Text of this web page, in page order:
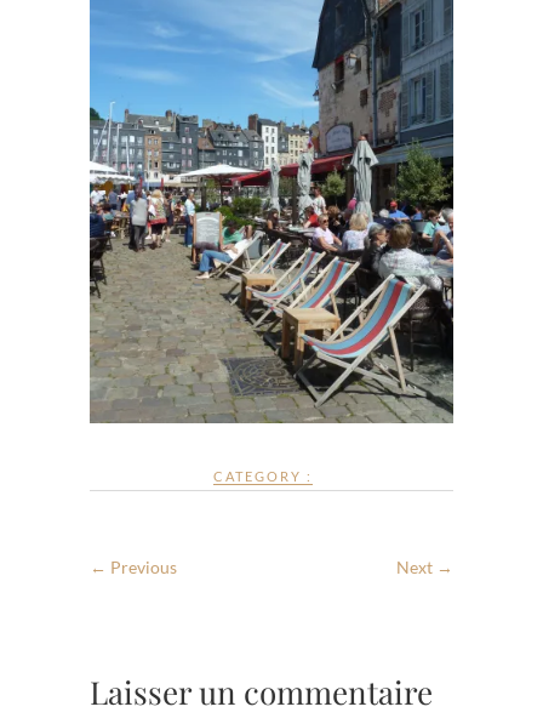
CATEGORY :
← Previous Next →
Laisser un commentaire